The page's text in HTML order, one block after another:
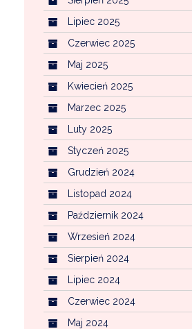
Lipiec 2025
Czerwiec 2025
Maj 2025
Kwiecień 2025
Marzec 2025
Luty 2025
Styczeń 2025
Grudzień 2024
Listopad 2024
Październik 2024
Wrzesień 2024
Sierpień 2024
Lipiec 2024
Czerwiec 2024
Maj 2024